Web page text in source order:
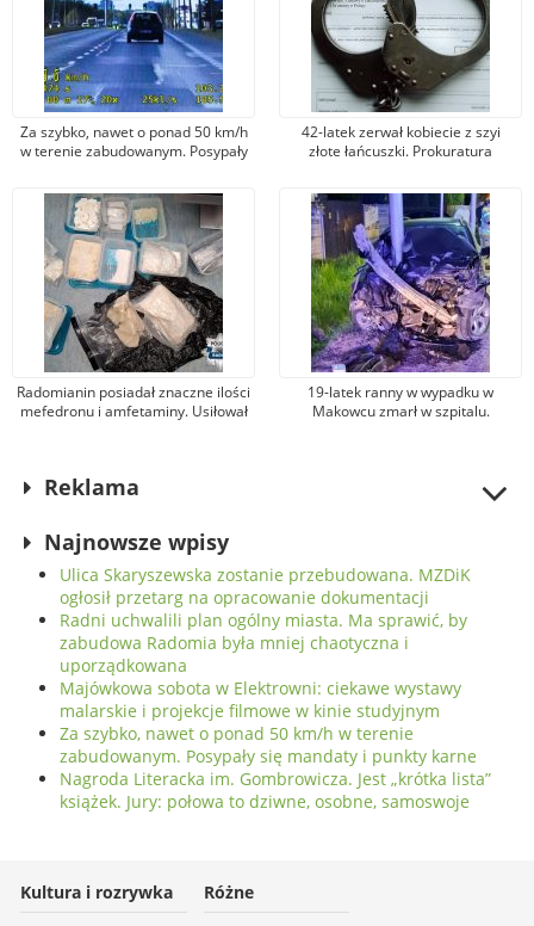
Za szybko, nawet o ponad 50 km/h
w terenie zabudowanym. Posypały
42-latek zerwał kobiecie z szyi
złote łańcuszki. Prokuratura
zuchwałej
Radomianin posiadał znaczne ilości
mefedronu i amfetaminy. Usiłował
19-latek ranny w wypadku w
Makowcu zmarł w szpitalu.
Reklama
Najnowsze wpisy
Ulica Skaryszewska zostanie przebudowana. MZDiK
ogłosił przetarg na opracowanie dokumentacji
Radni uchwalili plan ogólny miasta. Ma sprawić, by
zabudowa Radomia była mniej chaotyczna i
uporządkowana
Majówkowa sobota w Elektrowni: ciekawe wystawy
malarskie i projekcje filmowe w kinie studyjnym
Za szybko, nawet o ponad 50 km/h w terenie
zabudowanym. Posypały się mandaty i punkty karne
Nagroda Literacka im. Gombrowicza. Jest „krótka lista”
książek. Jury: połowa to dziwne, osobne, samoswoje
Kultura i rozrywka
Różne